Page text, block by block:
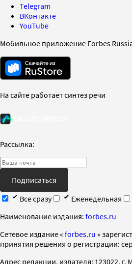
Telegram
ВКонтакте
YouTube
Мобильное приложение Forbes
На сайте работает синтез речи
Рассылка:
Подписаться
Все сразу
Еженедельная
Наименование издания: forbes.ru
Cетевое издание « forbes.ru »
принятия решения о регистрации:
Адрес редакции, издателя: 123022, г.